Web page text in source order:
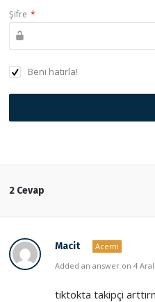
Şifre *
Beni hatırla!
2 Cevap
Macit
Acemi
Added an answer on 4
tiktokta takipçi